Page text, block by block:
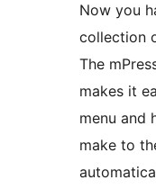
Now you
collection
The
makes it
menu and
make to